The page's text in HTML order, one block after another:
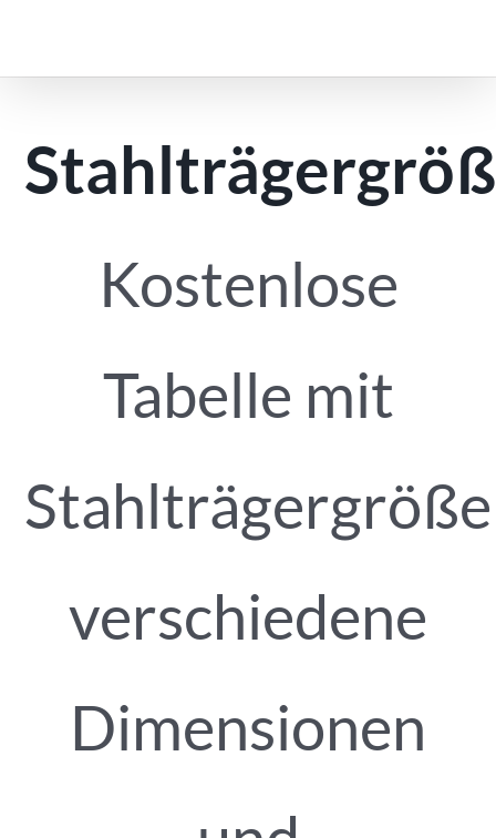
springen
Kostenlose
Tabelle mit
verschiedene
Dimensionen